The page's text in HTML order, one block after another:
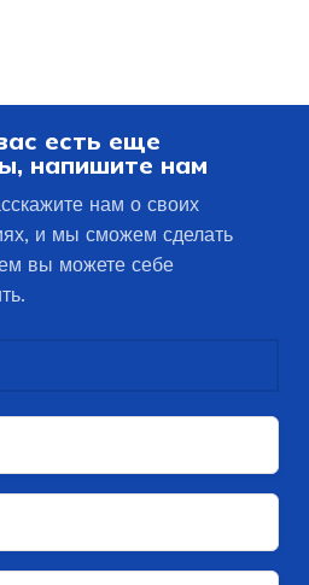
есть еще
напишите нам
нам о своих
и мы сможем сделать
вы можете себе